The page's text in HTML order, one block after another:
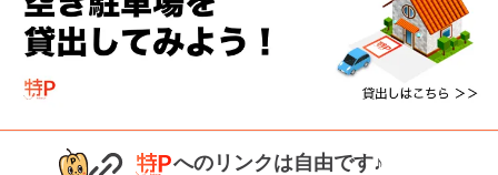
へのリンクは自由です♪